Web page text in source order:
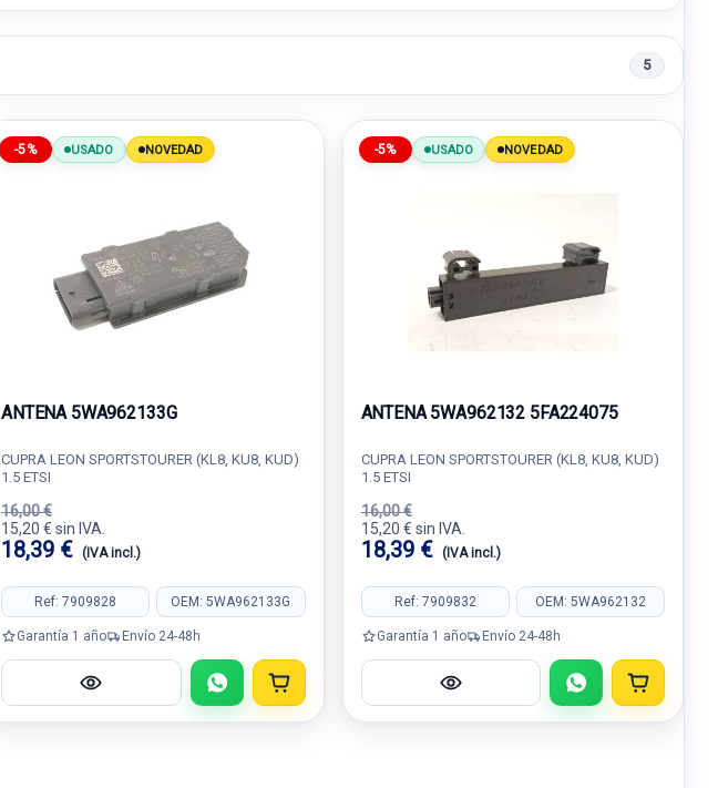
5
-5% USADO NOVEDAD
ANTENA 5WA962133G
CUPRA LEON SPORTSTOURER (KL8, KU8, KUD)
1.5 ETSI
16,00 €
15,20 € sin IVA.
18,39 € (IVA incl.)
Ref: 7909828 OEM: 5WA962133G
Garantía 1 año Envío 24-48h
-5% USADO NOVEDAD
ANTENA 5WA962132 5FA224075
CUPRA LEON SPORTSTOURER (KL8, KU8, KUD)
1.5 ETSI
16,00 €
15,20 € sin IVA.
18,39 € (IVA incl.)
Ref: 7909832 OEM: 5WA962132
Garantía 1 año Envío 24-48h